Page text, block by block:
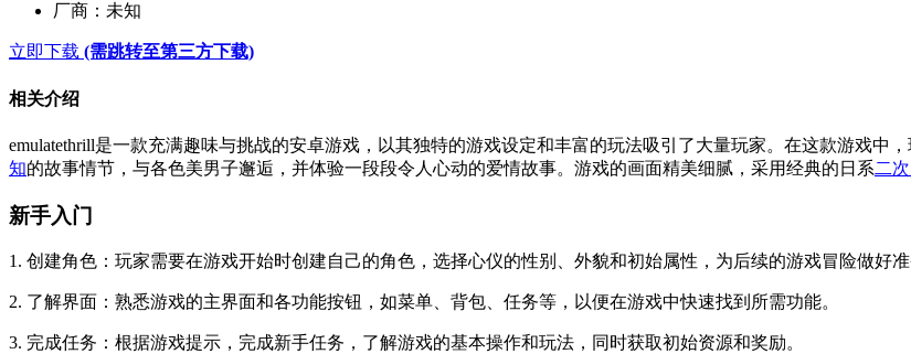
厂商： 未知
立即下载 (需跳转至第三方下载)
相关介绍
emulatethrill是一款充满趣味与挑战的安卓游戏，以其独特的游戏设定和丰富的玩法吸引了大量玩家。在这款游戏中
知的故事情节，与各色美男子邂逅，并体验一段段令人心动的爱情故事。游戏的画面精美细腻，采用经典的日系二
新手入门
1. 创建角色：玩家需要在游戏开始时创建自己的角色，选择心仪的性别、外貌和初始属性，为后续的游戏冒险做好准
2. 了解界面：熟悉游戏的主界面和各功能按钮，如菜单、背包、任务等，以便在游戏中快速找到所需功能。
3. 完成任务：根据游戏提示，完成新手任务，了解游戏的基本操作和玩法，同时获取初始资源和奖励。